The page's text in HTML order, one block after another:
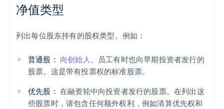
净值类型
列出每位股东持有的股权类型。例如：
普通股： 向创始人 、员工有时也向早期投资者发行的
股票。这是带有投票权的标准股票。
优先股： 在融资轮中向投资者发行的股票。在列出这
些股票时，请包含任何额外权利，例如清算优先权和